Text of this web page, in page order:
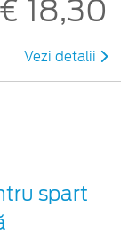
€ 18,30
Vezi detalii
spart